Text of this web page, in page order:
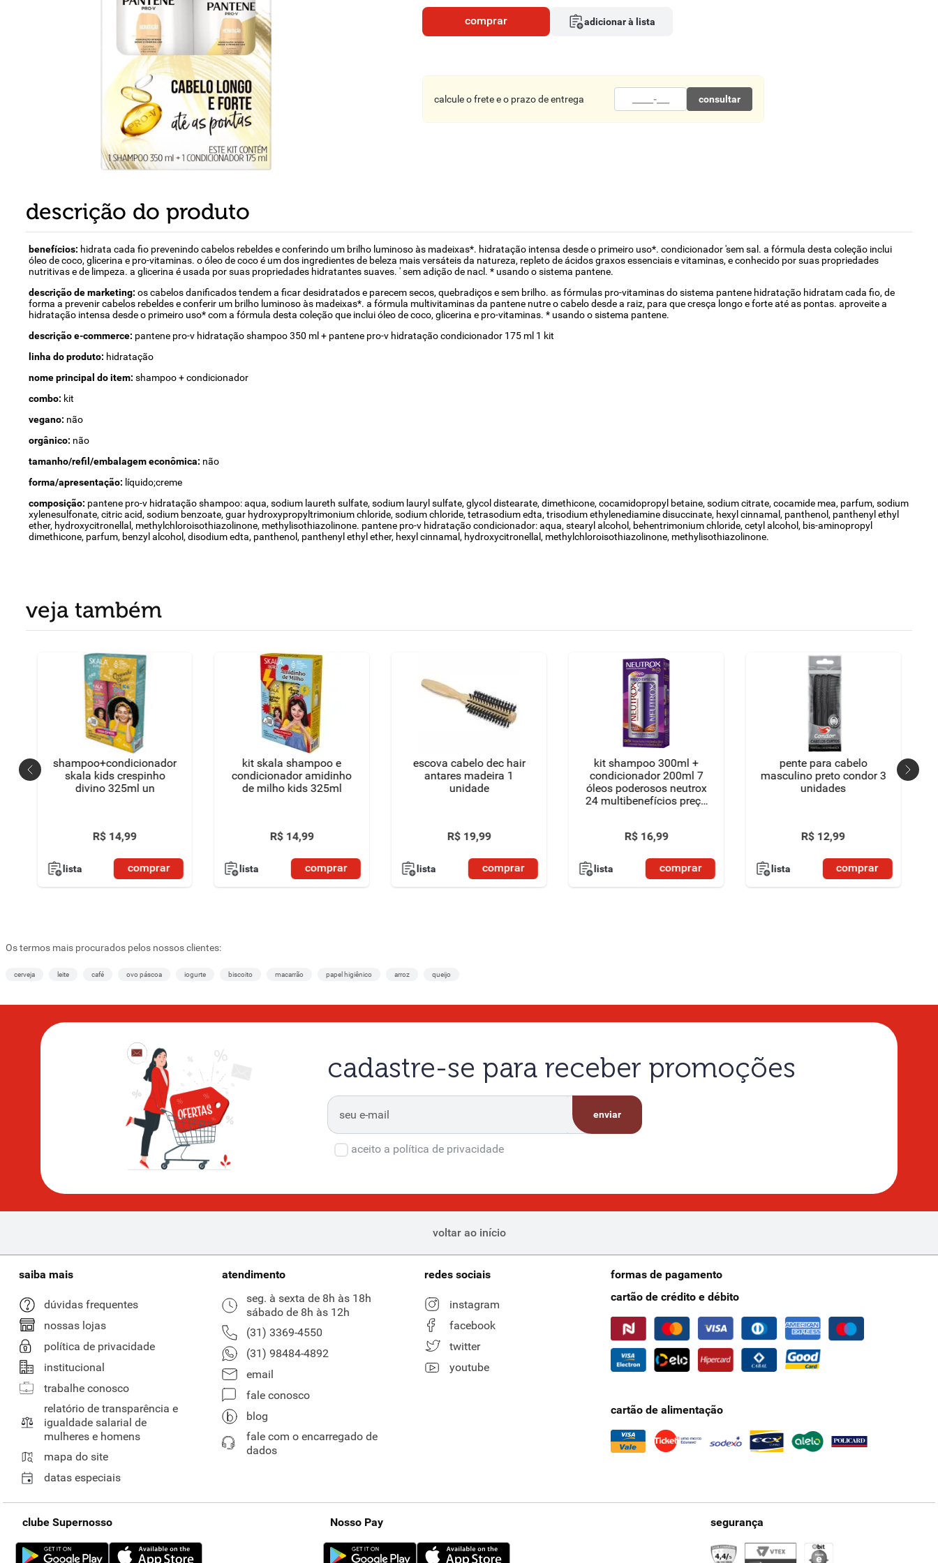
comprar adicionar à lista
calcule o frete e o prazo de entrega consultar
descrição do produto
benefícios: hidrata cada fio prevenindo cabelos rebeldes e conferindo um brilho luminoso às madeixas*. hidratação intensa desde o primeiro uso*. condicionador 'sem sal. a fórmula desta coleção inclui
óleo de coco, glicerina e pro-vitaminas. o óleo de coco é um dos ingredientes de beleza mais versáteis da natureza, repleto de ácidos graxos essenciais e vitaminas, e conhecido por suas propriedades
nutritivas e de limpeza. a glicerina é usada por suas propriedades hidratantes suaves. ' sem adição de nacl. * usando o sistema pantene.
descrição de marketing: os cabelos danificados tendem a ficar desidratados e parecem secos, quebradiços e sem brilho. as fórmulas pro-vitaminas do sistema pantene hidratação hidratam cada fio, de
forma a prevenir cabelos rebeldes e conferir um brilho luminoso às madeixas*. a fórmula multivitaminas da pantene nutre o cabelo desde a raiz, para que cresça longo e forte até as pontas. aproveite a
hidratação intensa desde o primeiro uso* com a fórmula desta coleção que inclui óleo de coco, glicerina e pro-vitaminas. * usando o sistema pantene.
descrição e-commerce: pantene pro-v hidratação shampoo 350 ml + pantene pro-v hidratação condicionador 175 ml 1 kit
linha do produto: hidratação
nome principal do item: shampoo + condicionador
combo: kit
vegano: não
orgânico: não
tamanho/refil/embalagem econômica: não
forma/apresentação: líquido;creme
composição: pantene pro-v hidratação shampoo: aqua, sodium laureth sulfate, sodium lauryl sulfate, glycol distearate, dimethicone, cocamidopropyl betaine, sodium citrate, cocamide mea, parfum, sodium
xylenesulfonate, citric acid, sodium benzoate, guar hydroxypropyltrimonium chloride, sodium chloride, tetrasodium edta, trisodium ethylenediamine disuccinate, hexyl cinnamal, panthenol, panthenyl ethyl
ether, hydroxycitronellal, methylchloroisothiazolinone, methylisothiazolinone. pantene pro-v hidratação condicionador: aqua, stearyl alcohol, behentrimonium chloride, cetyl alcohol, bis-aminopropyl
dimethicone, parfum, benzyl alcohol, disodium edta, panthenol, panthenyl ethyl ether, hexyl cinnamal, hydroxycitronellal, methylchloroisothiazolinone, methylisothiazolinone.
veja também
shampoo+condicionador
skala kids crespinho
divino 325ml un
R$ 14,99
lista comprar
kit skala shampoo e
condicionador amidinho
de milho kids 325ml
R$ 14,99
lista comprar
escova cabelo dec hair
antares madeira 1
unidade
R$ 19,99
lista comprar
kit shampoo 300ml +
condicionador 200ml 7
óleos poderosos neutrox
24 multibenefícios preço
R$ 16,99
lista comprar
pente para cabelo
masculino preto condor 3
unidades
R$ 12,99
lista comprar
Os termos mais procurados pelos nossos clientes:
cerveja leite café ovo páscoa iogurte biscoito macarrão papel higiênico arroz queijo
cadastre-se para receber promoções
enviar
aceito a política de privacidade
voltar ao início
saiba mais
dúvidas frequentes
nossas lojas
política de privacidade
institucional
trabalhe conosco
relatório de transparência e
igualdade salarial de
mulheres e homens
mapa do site
datas especiais
atendimento
seg. à sexta de 8h às 18h
sábado de 8h às 12h
(31) 3369-4550
(31) 98484-4892
email
fale conosco
blog
fale com o encarregado de
dados
redes sociais
instagram
facebook
twitter
youtube
formas de pagamento
cartão de crédito e débito
cartão de alimentação
clube Supernosso Nosso Pay segurança
detergente
9º macarrão
10 º chocolate